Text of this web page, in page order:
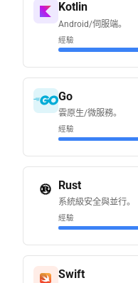
Kotlin
Android/伺服端。
經驗
Go
雲原生/微服務。
經驗
Rust
系統級安全與並行。
經驗
Swift